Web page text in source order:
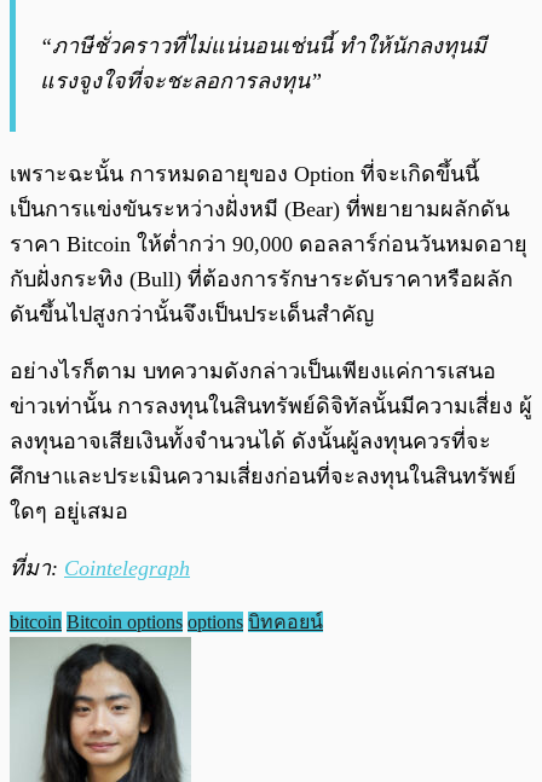
“ภาษีชั่วคราวที่ไม่แน่นอนเช่นนี้ ทำให้นักลงทุนมี
แรงจูงใจที่จะชะลอการลงทุน”
เพราะฉะนั้น การหมดอายุของ Option ที่จะเกิดขึ้นนี้
เป็นการแข่งขันระหว่างฝั่งหมี (Bear) ที่พยายามผลักดัน
ราคา Bitcoin ให้ต่ำกว่า 90,000 ดอลลาร์ก่อนวันหมดอายุ
กับฝั่งกระทิง (Bull) ที่ต้องการรักษาระดับราคาหรือผลัก
ดันขึ้นไปสูงกว่านั้นจึงเป็นประเด็นสำคัญ
อย่างไรก็ตาม บทความดังกล่าวเป็นเพียงแค่การเสนอ
ข่าวเท่านั้น การลงทุนในสินทรัพย์ดิจิทัลนั้นมีความเสี่ยง ผู้
ลงทุนอาจเสียเงินทั้งจำนวนได้ ดังนั้นผู้ลงทุนควรที่จะ
ศึกษาและประเมินความเสี่ยงก่อนที่จะลงทุนในสินทรัพย์
ใดๆ อยู่เสมอ
ที่มา: Cointelegraph
bitcoin Bitcoin options options บิทคอยน์